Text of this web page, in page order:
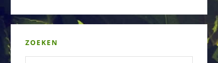
Sidebar
ZOEKEN